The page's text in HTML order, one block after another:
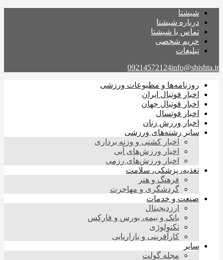
شیشتا
درباره شیشتا
تماس با شیشتا
حریم شخصی
تبلیغات
09214572124info@shishta.ir
روزنامه‌ها و مطبوعات ورزشی
اخبار فوتبال ایران
اخبار فوتبال جهان
اخبار فوتسال
اخبار ورزش زنان
سایر رشته‌های ورزشی
اخبار کشتی و وزنه برداری
اخبار ورزش‌های آبی
اخبار ورزش‌های رزمی
تغذیه، پزشکی، سلامت
فرهنگ و هنر
گردشگری و مهاجرت
صنعت و خدمات
ارزدیجیتال
بانک و بیمه، بورس و فارکس
تکنولوژی
کارآفرینی و بازاریابی
سایر
مجله گولت